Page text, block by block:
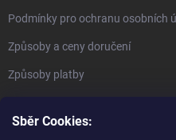
Sběr Cookies:
Podmínky pro ochranu osobních
Způsoby a ceny doručení
Způsoby platby